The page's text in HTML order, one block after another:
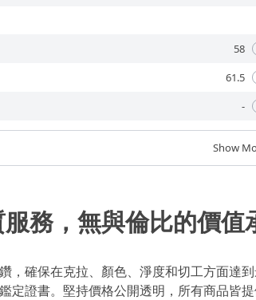
58
61.5
-
Show
務，無與倫比的價值
，確保在克拉、顏色、淨度和切工方面達
定證書。堅持價格公開透明，所有商品皆